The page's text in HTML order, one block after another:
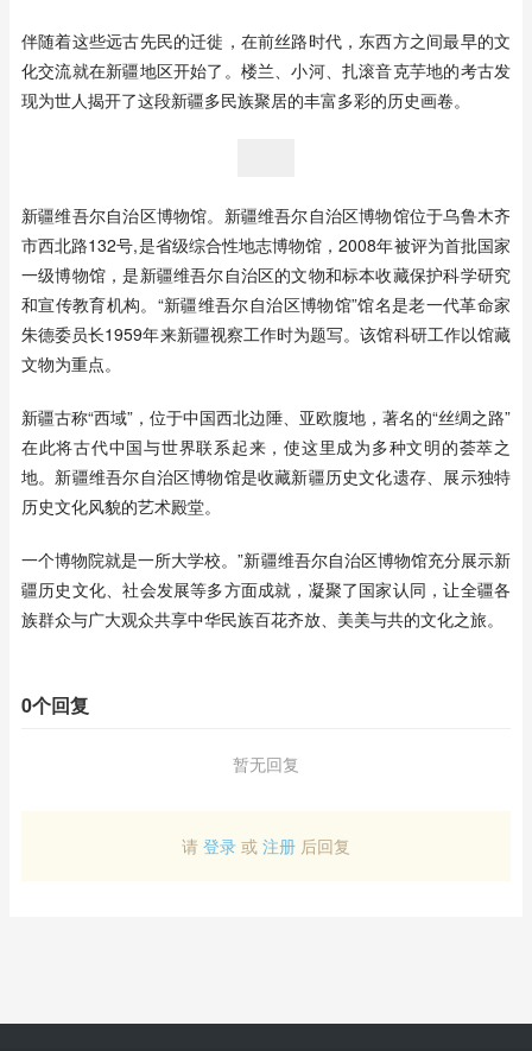
伴随着这些远古先民的迁徙，在前丝路时代，东西方之间最早的文
化交流就在新疆地区开始了。楼兰、小河、扎滚音克芋地的考古发
现为世人揭开了这段新疆多民族聚居的丰富多彩的历史画卷。
新疆维吾尔自治区博物馆。新疆维吾尔自治区博物馆位于乌鲁木齐
市西北路132号,是省级综合性地志博物馆，2008年被评为首批国家
一级博物馆，是新疆维吾尔自治区的文物和标本收藏保护科学研究
和宣传教育机构。“新疆维吾尔自治区博物馆”馆名是老一代革命家
朱德委员长1959年来新疆视察工作时为题写。该馆科研工作以馆藏
文物为重点。
新疆古称“西域”，位于中国西北边陲、亚欧腹地，著名的“丝绸之路”
在此将古代中国与世界联系起来，使这里成为多种文明的荟萃之
地。新疆维吾尔自治区博物馆是收藏新疆历史文化遗存、展示独特
历史文化风貌的艺术殿堂。
一个博物院就是一所大学校。”新疆维吾尔自治区博物馆充分展示新
疆历史文化、社会发展等多方面成就，凝聚了国家认同，让全疆各
族群众与广大观众共享中华民族百花齐放、美美与共的文化之旅。
0个回复
暂无回复
请 登录 或 注册 后回复